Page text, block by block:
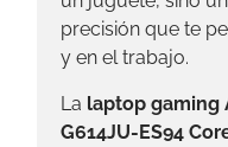
precisión que te
y en el trabajo.
La laptop gaming
G614JU-ES94